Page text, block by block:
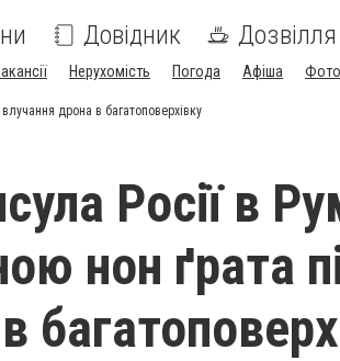
Довідник Дозвілля
Нерухомість Погода Афіша
дрона в багатоповерхівку
Росії в
нон ґрата